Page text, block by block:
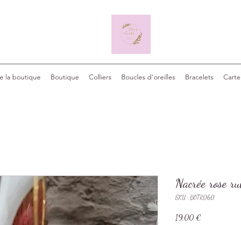
la boutique Boutique Colliers Boucles d'oreilles Bracelets
Nacrée rose
SKU : BOTR060
19,00 €